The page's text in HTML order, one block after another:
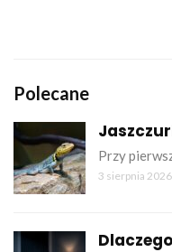
Polecane
Przy
3 sierpnia 2026